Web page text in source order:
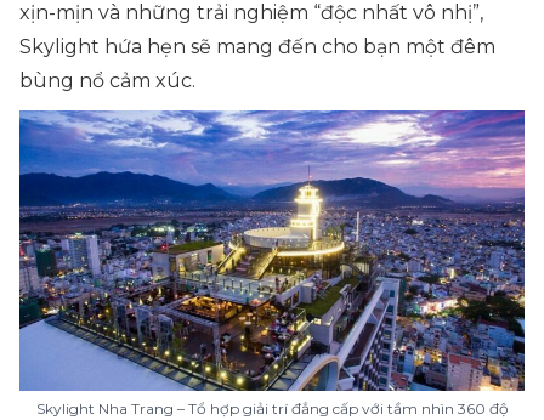
xịn-mịn và những trải nghiệm “độc nhất vô nhị”,
Skylight hứa hẹn sẽ mang đến cho bạn một đêm
bùng nổ cảm xúc.
Skylight Nha Trang – Tổ hợp giải trí đẳng cấp với tầm nhìn 360 độ